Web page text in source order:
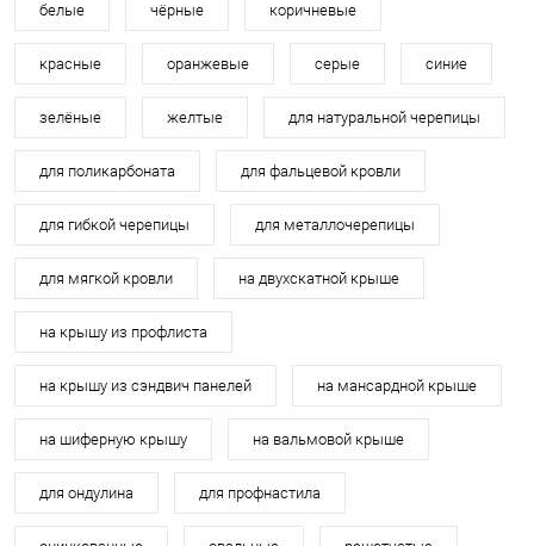
белые чёрные коричневые
красные оранжевые серые синие
зелёные желтые для натуральной черепицы
для поликарбоната для фальцевой кровли
для гибкой черепицы для металлочерепицы
для мягкой кровли на двухскатной крыше
на крышу из профлиста
на крышу из сэндвич панелей на мансардной крыше
на шиферную крышу на вальмовой крыше
для ондулина для профнастила